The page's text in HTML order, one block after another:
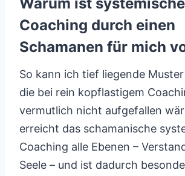
Coaching durch einen
Schamanen für mich
So kann ich tief liegende
die bei rein kopflastigem
vermutlich nicht aufgefallen
erreicht das schamanische
Coaching alle Ebenen –
Seele – und ist dadurch